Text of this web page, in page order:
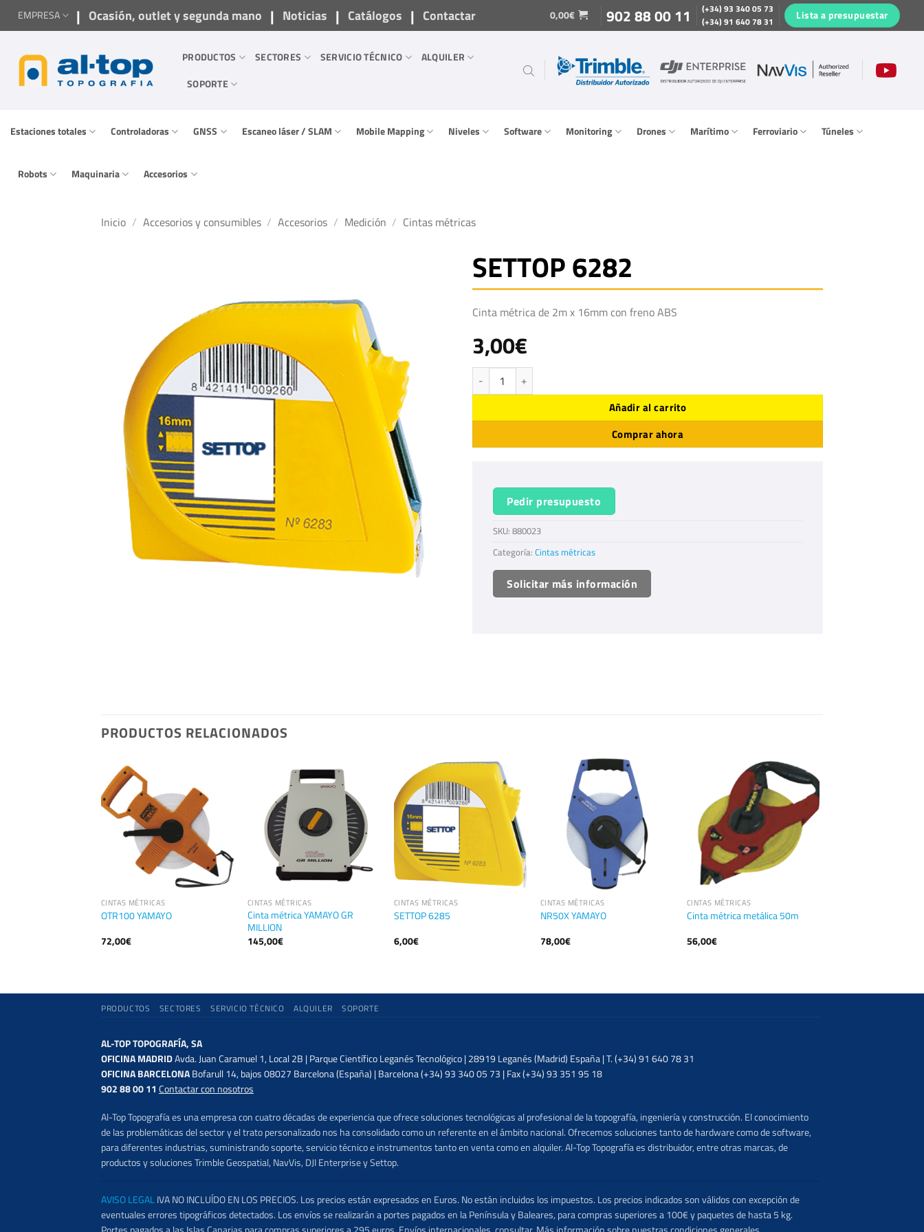
SaltarEMPRESA | Ocasión, outlet y segunda mano | Noticias | Catálogos | Contactar 0,00€ 902 88 00 11
(+34) 93 340 05 73
(+34) 91 640 78 31
Lista a presupuestar
PRODUCTOS SECTORES SERVICIO TÉCNICO
ALQUILER
SOPORTE
Estaciones totales Controladoras GNSS Escaneo láser / SLAM Mobile Mapping Niveles Software Monitoring Drones Marítimo Ferroviario Túneles
Robots Maquinaria Accesorios
Inicio / Accesorios y consumibles / Accesorios / Medición / Cintas métricas
SETTOP 6282
Cinta métrica de 2m x 16mm con freno ABS
3,00€
SETTOP 6282 cantidad
Añadir al carrito
Comprar ahora
Pedir presupuesto
SKU: 880023
Categoría: Cintas métricas
Solicitar más información
PRODUCTOS RELACIONADOS
CINTAS MÉTRICAS
OTR100 YAMAYO
72,00€
CINTAS MÉTRICAS
Cinta métrica YAMAYO GR
MILLION
145,00€
CINTAS MÉTRICAS
SETTOP 6285
6,00€
CINTAS MÉTRICAS
NR50X YAMAYO
78,00€
CINTAS MÉTRICAS
Cinta métrica metálica 50m
56,00€
PRODUCTOS SECTORES SERVICIO TÉCNICO ALQUILER SOPORTE
AL-TOP TOPOGRAFÍA, SA
OFICINA MADRIDAvda. Juan Caramuel 1, Local 2B | Parque Científico Leganés Tecnológico | 28919 Leganés (Madrid) España | T. (+34) 91 640 78 31
OFICINA BARCELONABofarull 14, bajos 08027 Barcelona (España) | Barcelona (+34) 93 340 05 73 | Fax (+34) 93 351 95 18
902 88 00 11 Contactar con nosotros
Al-Top Topografía es una empresa con cuatro décadas de experiencia que ofrece soluciones tecnológicas al profesional de la topografía, ingeniería y construcción. El conocimiento
de las problemáticas del sector y el trato personalizado nos ha consolidado como un referente en el ámbito nacional. Ofrecemos soluciones tanto de hardware como de software,
para diferentes industrias, suministrando soporte, servicio técnico e instrumentos tanto en venta como en alquiler. Al-Top Topografía es distribuidor, entre otras marcas, de
productos y soluciones Trimble Geospatial, NavVis, DJI Enterprise y Settop.
AVISO LEGALIVA NO INCLUÍDO EN LOS PRECIOS. Los precios están expresados en Euros. No están incluidos los impuestos. Los precios indicados son válidos con excepción de
eventuales errores tipográficos detectados. Los envíos se realizarán a portes pagados en la Península y Baleares, para compras superiores a 100€ y paquetes de hasta 5 kg.